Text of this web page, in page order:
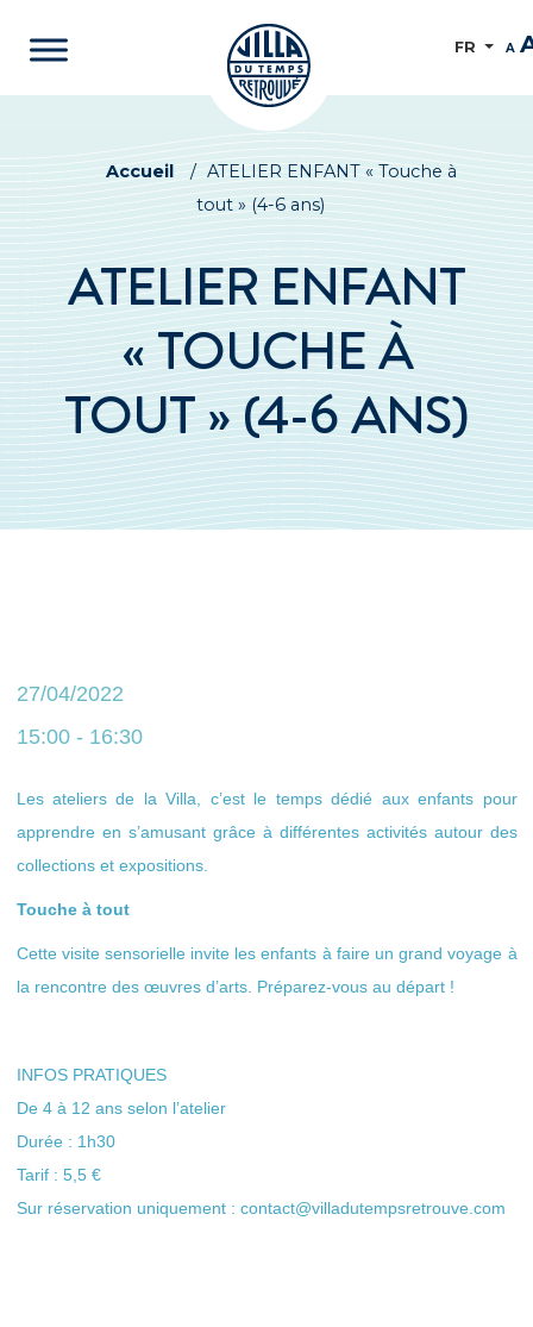
FR A
Accueil / ATELIER ENFANT « Touche à
tout » (4-6 ans)
ATELIER ENFANT
« TOUCHE À
TOUT » (4-6 ANS)
27/04/2022
15:00 - 16:30
Les ateliers de la Villa, c’est le temps dédié aux enfants pour
apprendre en s’amusant grâce à différentes activités autour des
collections et expositions.
Touche à tout
Cette visite sensorielle invite les enfants à faire un grand voyage à
la rencontre des œuvres d’arts. Préparez-vous au départ !
INFOS PRATIQUES
De 4 à 12 ans selon l’atelier
Durée : 1h30
Tarif : 5,5 €
Sur réservation uniquement : contact@villadutempsretrouve.com